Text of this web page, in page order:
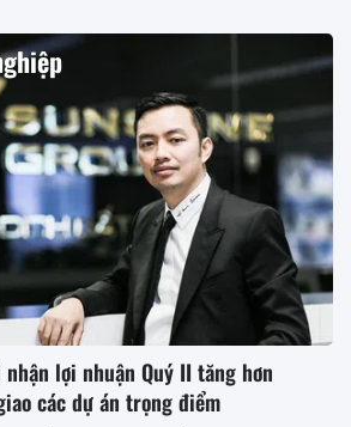
lợi nhuận Quý II tăng hơn
các dự án trọng điểm